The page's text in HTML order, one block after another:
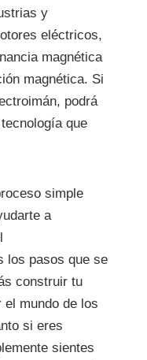
y
eléctricos,
magnética
magnética. Si
podrá
que
simple
a
los pasos que se
construir tu
mundo de los
si eres
sientes